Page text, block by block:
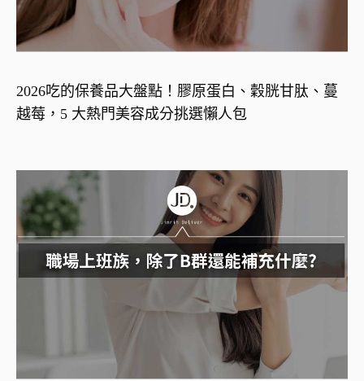
2026吃的保養品大盤點！膠原蛋白、穀胱甘肽、蔓
越莓，5 大熱門美容成分挑選懶人包